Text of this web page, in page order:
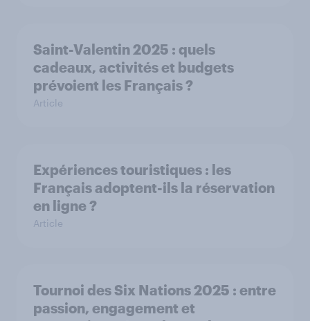
Saint-Valentin 2025 : quels
cadeaux, activités et budgets
prévoient les Français ?
Article
Expériences touristiques : les
Français adoptent-ils la réservation
en ligne ?
Article
Tournoi des Six Nations 2025 : entre
passion, engagement et